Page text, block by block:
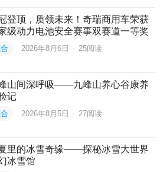
登顶，质领未来！奇瑞商用车荣获
级动力电池安全赛事双赛道一等奖
2026年8月6日 · 25阅读
山间深呼吸——九峰山养心谷康养
记
2026年8月5日 · 27阅读
里的冰雪奇缘——探秘冰雪大世界
冰雪馆